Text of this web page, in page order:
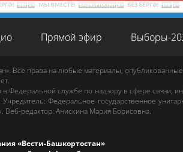
Прямой эфир Выборы-
. Все права на любые материалы,
в Федеральной службе по надзору в сфере
Учредитель: Федеральное государственное
. Веб-редактор: Анискина Мария Борисовна.
«Вести-Башкортостан»